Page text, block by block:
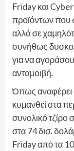
Friday και
προϊόντων που
αλλά σε
συνήθως
για να
ανταμοιβή.
Όπως αναφέρει
κυμανθεί στα
συνολικό τζίρο
στα 74 δισ.
Friday από τα